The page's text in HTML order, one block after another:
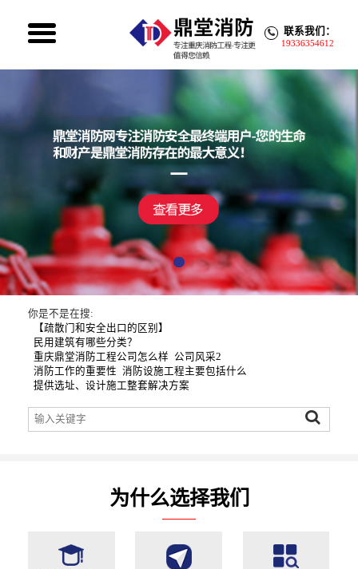
联系我们：
19336354612
你是不是在搜:
【疏散门和安全出口的区别】
民用建筑有哪些分类？
重庆鼎堂消防工程公司怎么样
公司风采2
消防工作的重要性 消防设施工程主要包括什么
提供选址、设计施工整套解决方案
为什么选择我们